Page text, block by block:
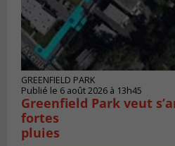
GREENFIELD PARK
Publié le 6 août 2026 à 13h45
Greenfield Park veut
fortes